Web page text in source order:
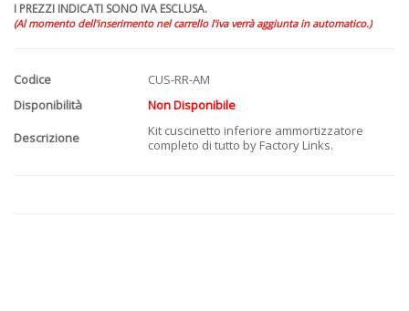
I PREZZI INDICATI SONO IVA ESCLUSA.
(Al momento dell'inserimento nel carrello l'iva verrà aggiunta in automatico.)
Codice
CUS-RR-AM
Disponibilità
Non Disponibile
Descrizione
Kit cuscinetto inferiore ammortizzatore
completo di tutto by Factory Links.